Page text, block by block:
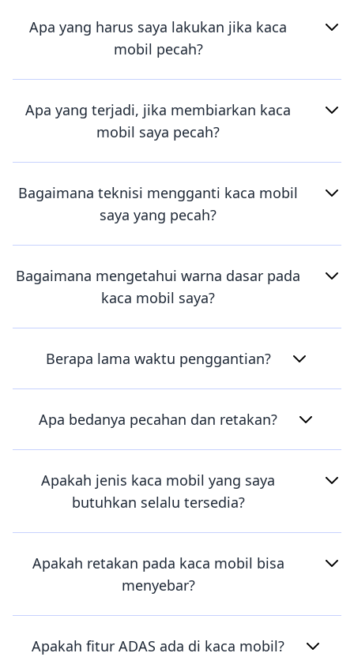
Apa yang harus saya lakukan jika kaca
mobil pecah?
Apa yang terjadi, jika membiarkan kaca
mobil saya pecah?
Bagaimana teknisi mengganti kaca mobil
saya yang pecah?
Bagaimana mengetahui warna dasar pada
kaca mobil saya?
Berapa lama waktu penggantian?
Apa bedanya pecahan dan retakan?
Apakah jenis kaca mobil yang saya
butuhkan selalu tersedia?
Apakah retakan pada kaca mobil bisa
menyebar?
Apakah fitur ADAS ada di kaca mobil?